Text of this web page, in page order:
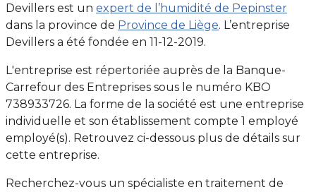
Devillers est un expert de l’humidité de Pepinster
dans la province de Province de Liège. L’entreprise
Devillers a été fondée en 11-12-2019.
L'entreprise est répertoriée auprès de la Banque-
Carrefour des Entreprises sous le numéro KBO
738933726. La forme de la société est une entreprise
individuelle et son établissement compte 1 employé
employé(s). Retrouvez ci-dessous plus de détails sur
cette entreprise.
Recherchez-vous un spécialiste en traitement de